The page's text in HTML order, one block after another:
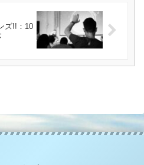
ズ!!：10